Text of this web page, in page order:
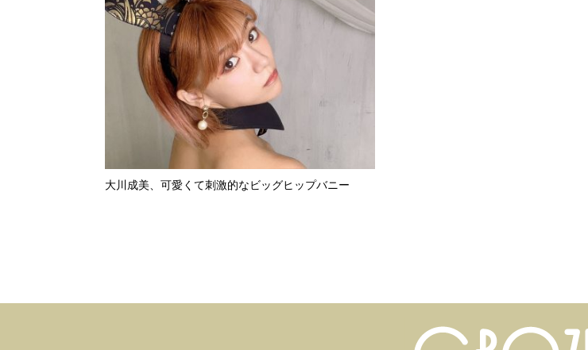
大川成美、可愛くて刺激的なビッグヒップバニー